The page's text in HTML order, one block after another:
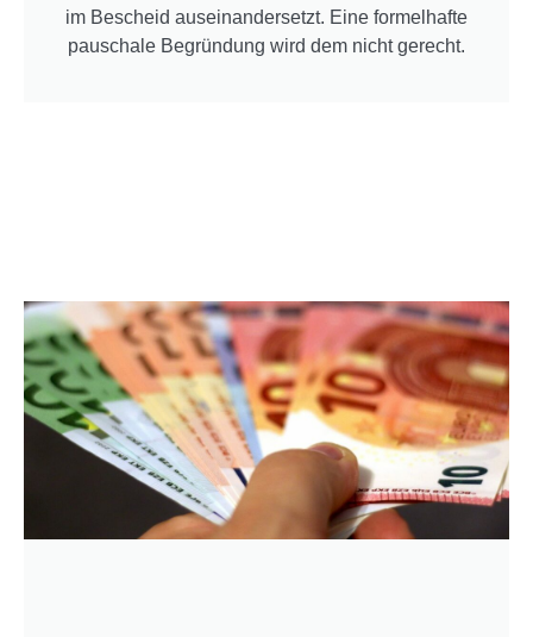
im Bescheid auseinandersetzt. Eine formelhafte
pauschale Begründung wird dem nicht gerecht.